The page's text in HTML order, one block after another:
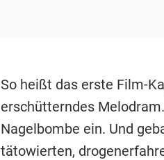
So heißt das erste Film-
erschütterndes
Nagelbombe ein. Und
tätowierten,